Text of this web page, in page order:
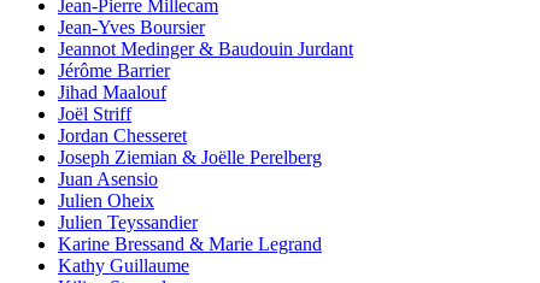
Jean-Pierre Millecam
Jean-Yves Boursier
Jeannot Medinger & Baudouin Jurdant
Jérôme Barrier
Jihad Maalouf
Joël Striff
Jordan Chesseret
Joseph Ziemian & Joëlle Perelberg
Juan Asensio
Julien Oheix
Julien Teyssandier
Karine Bressand & Marie Legrand
Kathy Guillaume